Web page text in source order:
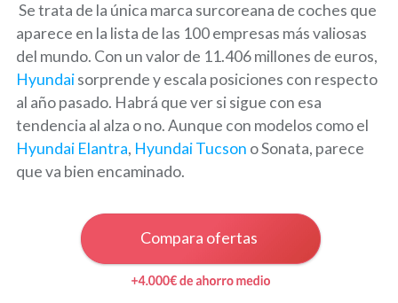
Se trata de la única marca surcoreana de coches que
aparece en la lista de las 100 empresas más valiosas
del mundo. Con un valor de 11.406 millones de euros,
Hyundaisorprende y escala posiciones con respecto
al año pasado. Habrá que ver si sigue con esa
tendencia al alza o no. Aunque con modelos como el
Hyundai Elantra, Hyundai Tucson o Sonata, parece
que va bien encaminado.
Compara ofertas